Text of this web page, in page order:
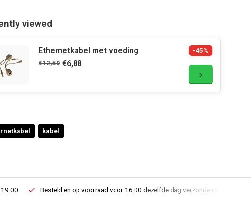
viewed
Ethernetkabel met voeding
€12,50 €6,88
-45%
kabel
19:00 Besteld en op voorraad voor 16:00 dezelfde dag verzonden via PostNL